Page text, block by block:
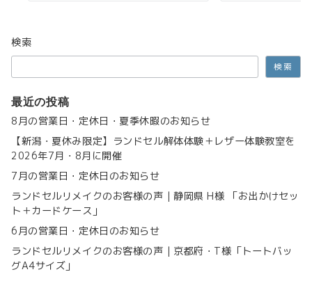
検索
検索
最近の投稿
8月の営業日・定休日・夏季休暇のお知らせ
【新潟・夏休み限定】ランドセル解体体験＋レザー体験教室を
2026年7月・8月に開催
7月の営業日・定休日のお知らせ
ランドセルリメイクのお客様の声｜静岡県 H様 「お出かけセッ
ト＋カードケース」
6月の営業日・定休日のお知らせ
ランドセルリメイクのお客様の声｜京都府・T様「トートバッ
グA4サイズ」